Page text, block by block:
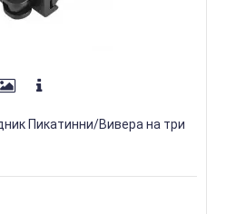
Пикатинни/Вивера на три